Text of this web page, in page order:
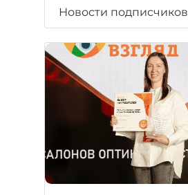
Новости подписчиков